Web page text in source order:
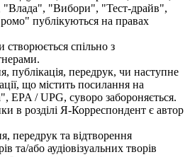
"Влада", "Вибори", "Тест-драйв",
публікуються на правах
створюється спільно з
публікація, передрук, чи наступне
що містить посилання на
EPA / UPG, суворо забороняється.
в розділі Я-Корреспондент є автор
передрук та відтворення
та/або аудіовізуальних творів